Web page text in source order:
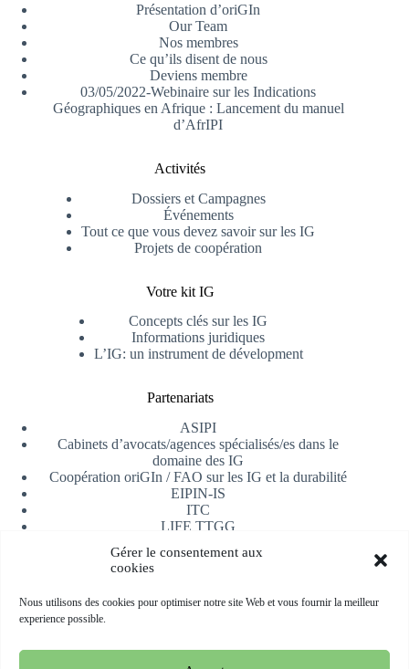
Gérer le consentement aux
cookies
Nous utilisons des cookies pour optimiser notre site Web et vous fournir la meilleur
experience possible.
Présentation d’oriGIn
Our Team
Nos membres
Ce qu’ils disent de nous
Deviens membre
03/05/2022-Webinaire sur les Indications
Géographiques en Afrique : Lancement du manuel
d’AfrIPI
Activités
Dossiers et Campagnes
Événements
Tout ce que vous devez savoir sur les IG
Projets de coopération
Votre kit IG
Concepts clés sur les IG
Informations juridiques
L’IG: un instrument de dévelopment
Partenariats
ASIPI
Cabinets d’avocats/agences spécialisés/es dans le
domaine des IG
Coopération oriGIn / FAO sur les IG et la durabilité
EIPIN-IS
ITC
LIFE TTGG
AfrIPI
Recevoir notre newsletter